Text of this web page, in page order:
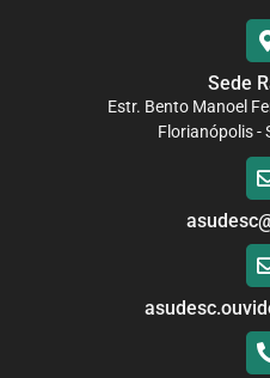
Sede
Estr. Bento Manoel
Florianópolis -